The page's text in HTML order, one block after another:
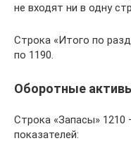
не входят ни в одну
Строка «Итого по
по 1190.
Оборотные
Строка «Запасы» 1210
показателей: